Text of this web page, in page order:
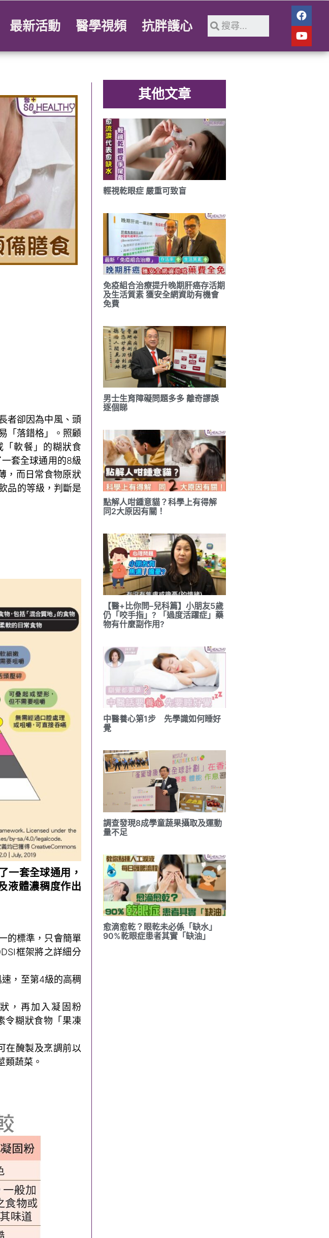
最新活動 醫學視頻 抗胖護心
者卻因為中風、頭
「落錯格」。照顧
軟餐」的糊狀食
套全球通用的8級
，而日常食物原狀
品的等級，判斷是
一套全球通用，
液體濃稠度作出
的標準，只會簡單
框架將之詳細分
，至第4級的高稠
，再加入凝固粉
令糊狀食物「果凍
在醃製及烹調前以
類蔬菜。
其他文章
輕視乾眼症 嚴重可致盲
免疫組合治療提升晚期肝癌存活期
及生活質素 獲安全網資助有機會
免費
男士生育障礙問題多多 離奇謬誤
逐個睇
點解人咁鍾意貓？科學上有得解
同2大原因有關！
【醫+比你問–兒科篇】小朋友5歲
仍「咬手指」? 「過度活躍症」藥
物有什麼副作用?
中醫養心第1步 先學識如何睡好
覺
調查發現8成學童蔬果攝取及運動
量不足
愈滴愈乾？眼乾未必係「缺水」
90%乾眼症患者其實「缺油」